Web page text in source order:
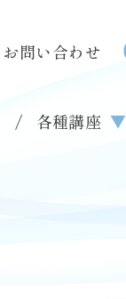
お問い合わせ
各種講座 ▼